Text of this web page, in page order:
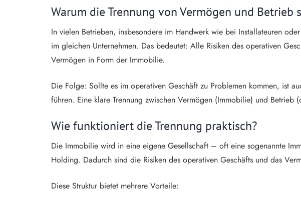
Warum die Trennung von Vermögen und Betrieb
In vielen Betrieben, insbesondere im Handwerk wie bei Installateuren
im gleichen Unternehmen. Das bedeutet: Alle Risiken des operativen
Vermögen in Form der Immobilie.
Die Folge: Sollte es im operativen Geschäft zu Problemen kommen, ist
führen. Eine klare Trennung zwischen Vermögen (Immobilie) und Betrieb
Wie funktioniert die Trennung praktisch?
Die Immobilie wird in eine eigene Gesellschaft – oft eine sogenannte
Holding. Dadurch sind die Risiken des operativen Geschäfts und das
Diese Struktur bietet mehrere Vorteile: